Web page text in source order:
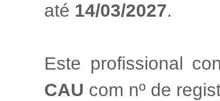
até 14/03/2027.
Este profissional
CAU com nº de